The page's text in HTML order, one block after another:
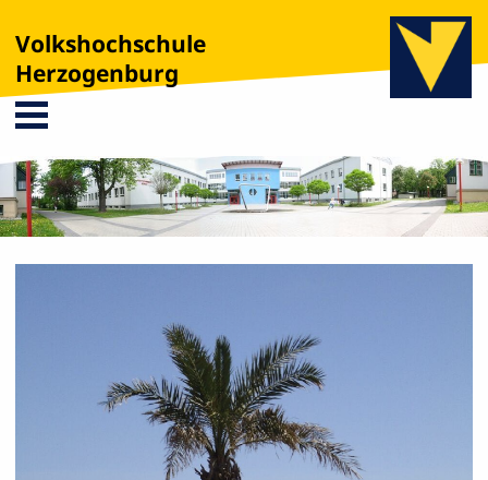
Volkshochschule
Herzogenburg